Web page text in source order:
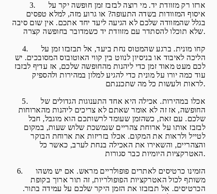
3. ארזו רק מזוודת יד. מי רוצה לבזבז זמן חופשה יקר על
איסוף המזוודות בשדה התעופה? או גרוע מזה, למלא טפסים
בגלל שהמזוודה שלכם לא הגיעה ליעד יחד אתכם. אין שום סיבה
שלא תוכלו להסתדר עם מזוודת יד כשמדובר בחופשה קצרה.
4. קחו מונית. ברגע שהמטוס נחת ביעד, אל תבזבזו זמן על
הליכה לאיבוד או בניסיון לנווט בין קווי האוטובוס המסובכים. יש
לכם מעט מאוד זמן כדי ליהנות מהחופשה שלכם, אז עדיף לבזבז
עוד כמה יורו על מונית כדי להגיע למלון במהירות ולהספיק
לראות ולעשות כל מה שתכננתם.
5. אכלו במהירות. אכילה היא אחד התענוגות הגדולים של
החופשה, אז זה לא אומר שאתם לא צריכים ליהנות מהארוחות
שלכם. עם זאת, כשהזמן שעומד לרשותכם הוא מוגבל, חבל
לבזבז אותו על ארוחת צהריים שנמשכת שלוש שעות, במקום
לטייל ולראות את המקום. אכלו בזריזות את ארוחת הבוקר
והצהריים, והשאירו את האכילה בנחת לערב, כאשר כל
האטרקציות היומיות כבר סגורות.
6. הזמינו כרטיסים לאתרים פופולריים מראש. אם יש משהו
משותף לכול האטרקציות הפופולריות, זה תור ארוך בקופת
הכרטיסים. אל תבזבזו את הזמן היקר שלכם על עמידה בתור.